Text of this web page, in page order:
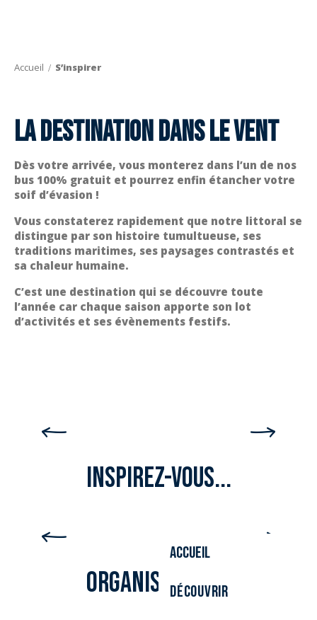
Accueil
Découvrir
Accueil S’inspirer
La destination dans le vent
Dès votre arrivée, vous monterez dans l’un de nos
bus 100% gratuit et pourrez enfin étancher votre
soif d’évasion !
Vous constaterez rapidement que notre littoral se
distingue par son histoire tumultueuse, ses
traditions maritimes, ses paysages contrastés et
sa chaleur humaine.
C’est une destination qui se découvre toute
l’année car chaque saison apporte son lot
d’activités et ses évènements festifs.
Inspirez-vous...
Organisez-vous